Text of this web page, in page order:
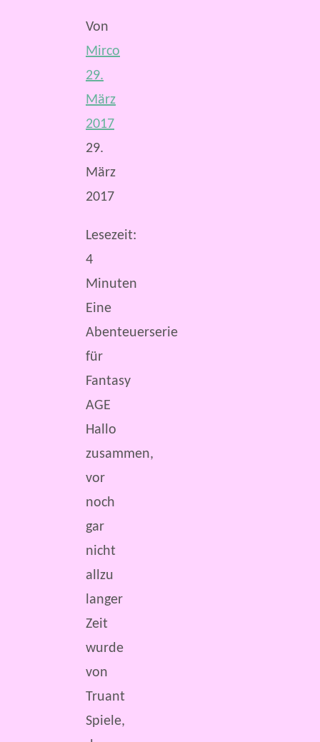
Von
Mirco
29.
März
2017
29.
März
2017
Lesezeit:
4
Minuten
Eine
Abenteuerserie
für
Fantasy
AGE
Hallo
zusammen,
vor
noch
gar
nicht
allzu
langer
Zeit
wurde
von
Truant
Spiele,